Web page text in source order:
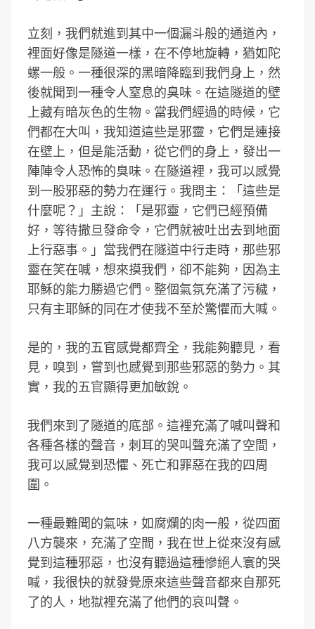
立刻，我們就進到其中一個漏斗般的通道內，
裡面好像是隧道一樣，在不停地旋轉，猶如陀
螺一般。一種很深的黑暗降臨到我們身上，然
後就聞到一種令人窒息的臭味。在這隧道的壁
上藏有暗灰色的生物。當我們經過的時候，它
們都在大叫，我知道這些是邪靈，它們是連接
在壁上，但是能活動，從它們的身上，發出一
陣陣令人恐怖的臭味。在隧道裡，我可以感覺
到一股邪惡的勢力在運行。我問主：「這些是
什麼呢？」主說：「是邪靈，它們已經預備
好，等待撒旦發命令，它們就被吐出去到地面
上行惡事。」當我們在隧道中行走時，那些邪
靈在笑在喊，想來摸我們，卻不能夠，因為主
耶穌的能力勝過它們。整個氣氛充滿了污穢，
只有主耶穌的同在才使我不至於驚懼而大喊。
是的，我的五官感覺都齊全，我能夠聽見，看
見，嗅到，嘗到也感覺到那些邪惡的勢力。其
實，我的五官顯得更加敏銳。
我們來到了隧道的底部。這裡充滿了喊叫聲和
各種各樣的聲音，刺耳的哭叫聲充滿了空間，
我可以感覺到恐懼、死亡和罪惡在我的四周
圍。
一種最難聞的氣味，如腐爛的肉一般，從四面
八方襲來，充滿了空間，我在世上從來沒有感
覺到這種邪惡，也沒有聽過這種慘絕人寰的哭
喊，我很快的就發覺原來這些聲音都來自那死
了的人，地獄裡充滿了他們的哀叫聲。